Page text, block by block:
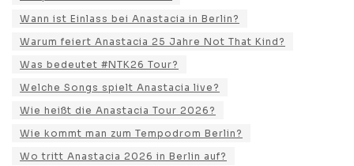
Wann ist Einlass bei Anastacia in Berlin?
Warum feiert Anastacia 25 Jahre Not That Kind?
Was bedeutet #NTK26 Tour?
Welche Songs spielt Anastacia live?
Wie heißt die Anastacia Tour 2026?
Wie kommt man zum Tempodrom Berlin?
Wo tritt Anastacia 2026 in Berlin auf?